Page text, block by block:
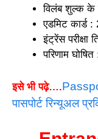
विलंब शुल्क के
एडमिट कार्ड
इंट्रेंस परीक्षा
परिणाम
इसे भी पढ़े….
पासपोर्ट रिन्यूअल